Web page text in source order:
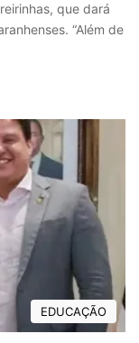
que dará
“Além de
EDUCAÇÃO